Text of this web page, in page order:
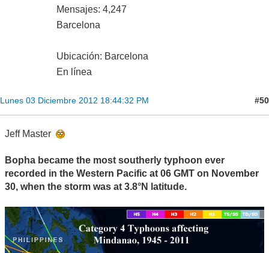
Mensajes: 4,247
Barcelona
Ubicación: Barcelona
En línea
Lunes 03 Diciembre 2012 18:44:32 PM #50
Jeff Master
Bopha became the most southerly typhoon ever
recorded in the Western Pacific at 06 GMT on November
30, when the storm was at 3.8°N latitude.